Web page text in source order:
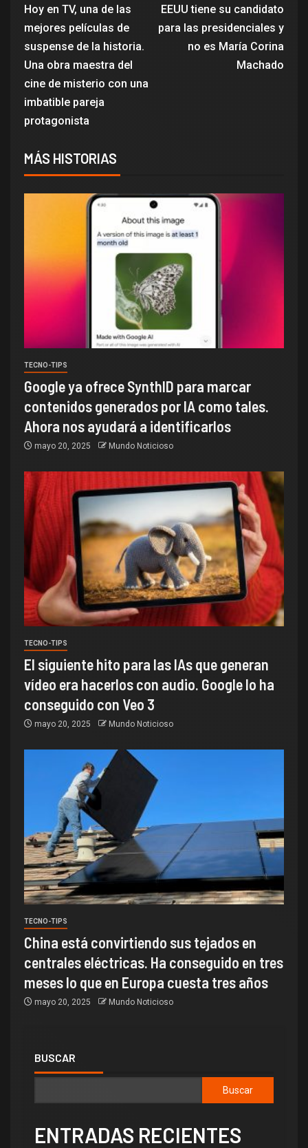
Hoy en TV, una de las
mejores películas de
suspense de la historia.
Una obra maestra del
cine de misterio con una
imbatible pareja
protagonista
EEUU tiene su candidato
para las presidenciales y
no es María Corina
Machado
MÁS HISTORIAS
TECNO-TIPS
Google ya ofrece SynthID para marcar
contenidos generados por IA como tales.
Ahora nos ayudará a identificarlos
mayo 20, 2025 Mundo Noticioso
TECNO-TIPS
El siguiente hito para las IAs que generan
vídeo era hacerlos con audio. Google lo ha
conseguido con Veo 3
mayo 20, 2025 Mundo Noticioso
TECNO-TIPS
China está convirtiendo sus tejados en
centrales eléctricas. Ha conseguido en tres
meses lo que en Europa cuesta tres años
mayo 20, 2025 Mundo Noticioso
BUSCAR
Buscar
ENTRADAS RECIENTES